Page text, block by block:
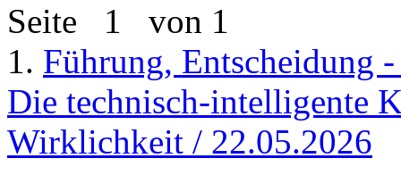
Seite 1 von 1
1. Führung, Entscheidung
Die technisch-intelligente
Wirklichkeit / 22.05.2026